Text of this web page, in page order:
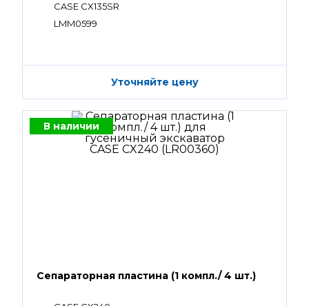
CASE CX135SR
LMM0599
Уточняйте цену
В наличии
Сепараторная пластина (1 компл./ 4 шт.)